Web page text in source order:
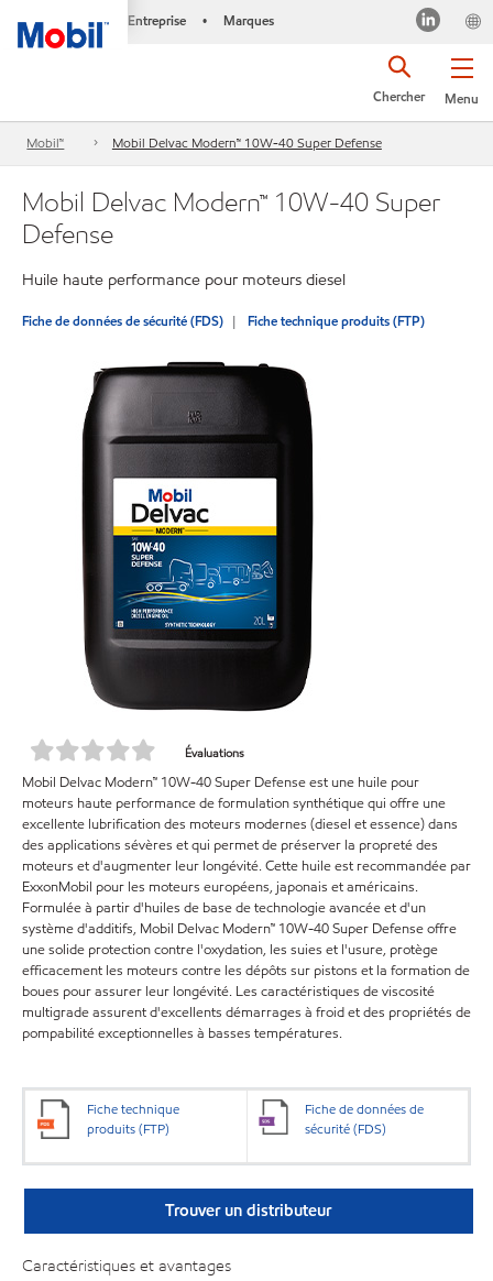
Entreprise • Marques
Menu
Chercher
Mobil™ Mobil Delvac Modern™ 10W-40 Super Defense
Mobil Delvac Modern™ 10W-40 Super
Defense
Huile haute performance pour moteurs diesel
Fiche de données de sécurité (FDS) Fiche technique produits (FTP)
Évaluations
Mobil Delvac Modern™ 10W-40 Super Defense est une huile pour
moteurs haute performance de formulation synthétique qui offre une
excellente lubrification des moteurs modernes (diesel et essence) dans
des applications sévères et qui permet de préserver la propreté des
moteurs et d'augmenter leur longévité. Cette huile est recommandée par
ExxonMobil pour les moteurs européens, japonais et américains.
Formulée à partir d'huiles de base de technologie avancée et d'un
système d'additifs, Mobil Delvac Modern™ 10W-40 Super Defense offre
une solide protection contre l'oxydation, les suies et l'usure, protège
efficacement les moteurs contre les dépôts sur pistons et la formation de
boues pour assurer leur longévité. Les caractéristiques de viscosité
multigrade assurent d'excellents démarrages à froid et des propriétés de
pompabilité exceptionnelles à basses températures.
Fiche technique
produits (FTP)
Fiche de données de
sécurité (FDS)
Trouver un distributeur
Caractéristiques et avantages